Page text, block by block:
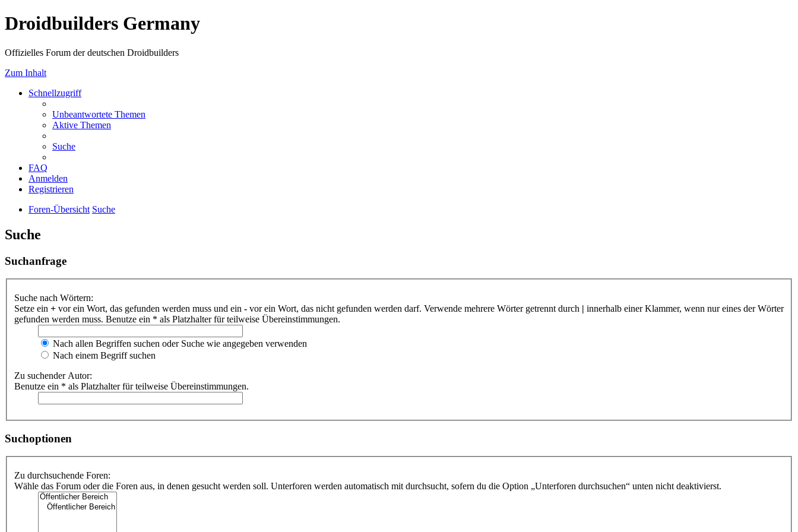
Droidbuilders Germany
Offizielles Forum der deutschen Droidbuilders
Zum Inhalt
Schnellzugriff
Unbeantwortete Themen
Aktive Themen
Suche
FAQ
Anmelden
Registrieren
Foren-Übersicht Suche
Suche
Suchanfrage
Suche nach Wörtern:
Setze ein + vor ein Wort, das gefunden werden muss und ein - vor ein Wort, das nicht gefunden werden darf. Verwende mehrere Wörter getrennt durch | innerhalb einer Klammer, wenn nur eines der Wörter
gefunden werden muss. Benutze ein * als Platzhalter für teilweise Übereinstimmungen.
Nach allen Begriffen suchen oder Suche wie angegeben verwenden
Nach einem Begriff suchen
Zu suchender Autor:
Benutze ein * als Platzhalter für teilweise Übereinstimmungen.
Suchoptionen
Zu durchsuchende Foren:
Wähle das Forum oder die Foren aus, in denen gesucht werden soll. Unterforen werden automatisch mit durchsucht, sofern du die Option „Unterforen durchsuchen“ unten nicht deaktivierst.